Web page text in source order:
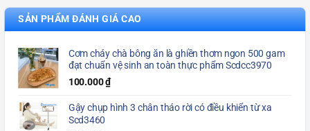
SẢN PHẨM ĐÁNH GIÁ CAO
Cơm cháy chà bông ăn là ghiền thơm ngon 500 gam
đạt chuẩn vệ sinh an toàn thực phẩm Scdcc3970
100.000₫
Gậy chụp hình 3 chân tháo rời có điều khiển từ xa
Scd3460